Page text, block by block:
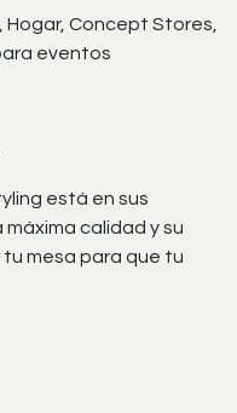
Concept Stores,
eventos
está en sus
calidad y su
mesa para que tu